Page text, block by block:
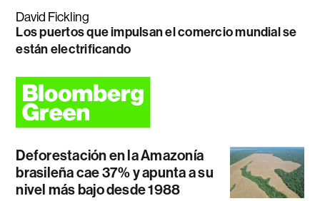
David Fickling
Los puertos que impulsan el comercio mundial se
están electrificando
Deforestación en la Amazonía
brasileña cae 37% y apunta a su
nivel más bajo desde 1988